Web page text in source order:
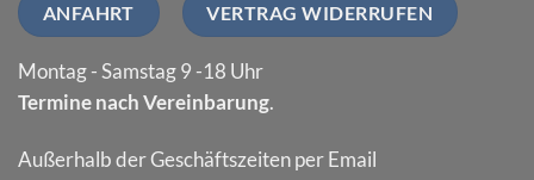
ANFAHRT VERTRAG WIDERRUFEN
Montag - Samstag 9 -18 Uhr
Termine nach Vereinbarung.
Außerhalb der Geschäftszeiten per Email